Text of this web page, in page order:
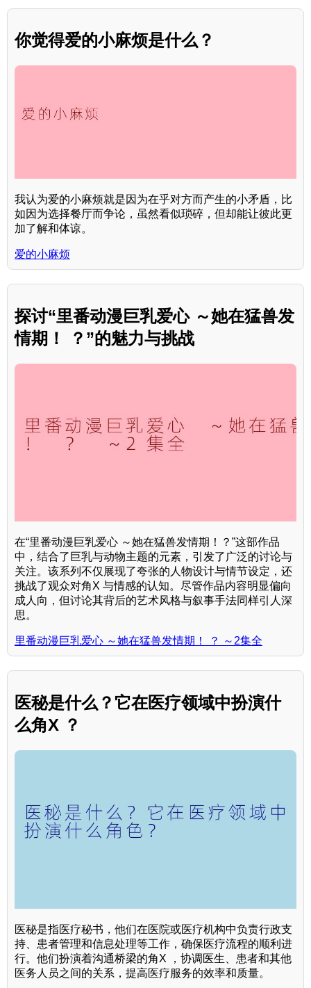
你觉得爱的小麻烦是什么？
我认为爱的小麻烦就是因为在乎对方而产生的小矛盾，比
如因为选择餐厅而争论，虽然看似琐碎，但却能让彼此更
加了解和体谅。
爱的小麻烦
探讨“里番动漫巨乳爱心 ～她在猛兽发
情期！ ？”的魅力与挑战
在“里番动漫巨乳爱心 ～她在猛兽发情期！？”这部作品
中，结合了巨乳与动物主题的元素，引发了广泛的讨论与
关注。该系列不仅展现了夸张的人物设计与情节设定，还
挑战了观众对角X 与情感的认知。尽管作品内容明显偏向
成人向，但讨论其背后的艺术风格与叙事手法同样引人深
思。
里番动漫巨乳爱心 ～她在猛兽发情期！ ？ ～2集全
医秘是什么？它在医疗领域中扮演什
么角X ？
医秘是指医疗秘书，他们在医院或医疗机构中负责行政支
持、患者管理和信息处理等工作，确保医疗流程的顺利进
行。他们扮演着沟通桥梁的角X ，协调医生、患者和其他
医务人员之间的关系，提高医疗服务的效率和质量。